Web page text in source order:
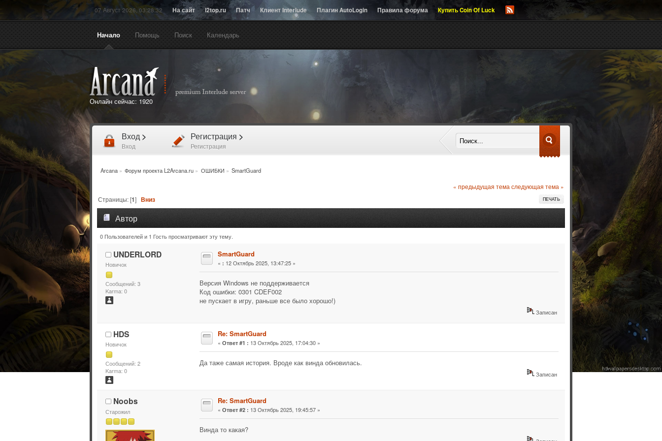
07 Август 2026, 03:28:32 На сайт l2top.ru Патч Клиент Interlude Плагин AutoLogin Правила форума Купить Coin Of Luck
Начало Помощь Поиск Календарь
Онлайн сейчас: 1920
Вход >
Вход
Регистрация >
Регистрация
Arcana» Форум проекта L2Arcana.ru » ОШИБКИ » SmartGuard
« предыдущая тема следующая тема »
ПЕЧАТЬ
Страницы: [1]Вниз
Автор
Тема: SmartGuard (Прочитано 4473 раз)
0 Пользователей и 1 Гость просматривают эту тему.
UNDERLORD
Новичок
Сообщений: 3
Karma: 0
SmartGuard
« : 12 Октябрь 2025, 13:47:25 »
Версия Windows не поддерживается
Код ошибки: 0301 CDEF002
не пускает в игру, раньше все было хорошо!)
Записан
HDS
Новичок
Сообщений: 2
Karma: 0
Re: SmartGuard
« Ответ #1 : 13 Октябрь 2025, 17:04:30 »
Да таже самая история. Вроде как винда обновилась.
Записан
Noobs
Старожил
Re: SmartGuard
« Ответ #2 : 13 Октябрь 2025, 19:45:57 »
Винда то какая?